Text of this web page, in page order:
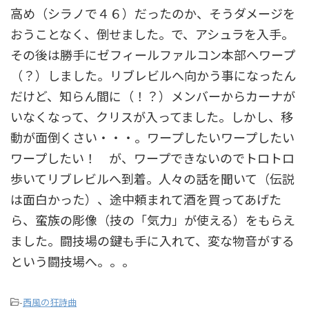
高め（シラノで４６）だったのか、そうダメージを
おうことなく、倒せました。で、アシュラを入手。
その後は勝手にゼフィールファルコン本部へワープ
（？）しました。リブレビルへ向かう事になったん
だけど、知らん間に（！？）メンバーからカーナが
いなくなって、クリスが入ってました。しかし、移
動が面倒くさい・・・。ワープしたいワープしたい
ワープしたい！ が、ワープできないのでトロトロ
歩いてリブレビルへ到着。人々の話を聞いて（伝説
は面白かった）、途中頼まれて酒を買ってあげた
ら、蛮族の彫像（技の「気力」が使える）をもらえ
ました。闘技場の鍵も手に入れて、変な物音がする
という闘技場へ。。。
-西風の狂詩曲